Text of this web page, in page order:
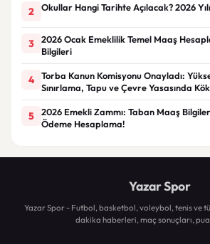
2 Okullar Hangi Tarihte Açılacak? 2026
3
2026 Ocak Emeklilik Temel Maaş
Bilgileri
4
Torba Kanun Komisyonu Onayladı:
Sınırlama, Tapu ve Çevre Yasasında
5
2026 Emekli Zammı: Taban Maaş
Ödeme Hesaplama!
Yazar Spor
Yazar Spor - Futbol, basketbol, voleybol, tenis ve
dakika haberleri, maç sonuçları,